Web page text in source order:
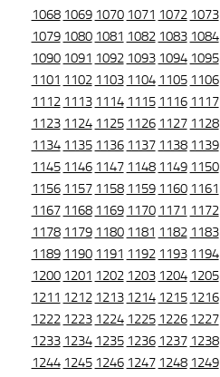
1068 1069 1070 1071 1072 1073
1079 1080 1081 1082 1083 1084
1090 1091 1092 1093 1094 1095
1101 1102 1103 1104 1105 1106
1112 1113 1114 1115 1116 1117
1123 1124 1125 1126 1127 1128
1134 1135 1136 1137 1138 1139
1145 1146 1147 1148 1149 1150
1156 1157 1158 1159 1160 1161
1167 1168 1169 1170 1171 1172
1178 1179 1180 1181 1182 1183
1189 1190 1191 1192 1193 1194
1200 1201 1202 1203 1204 1205
1211 1212 1213 1214 1215 1216
1222 1223 1224 1225 1226 1227
1233 1234 1235 1236 1237 1238
1244 1245 1246 1247 1248 1249